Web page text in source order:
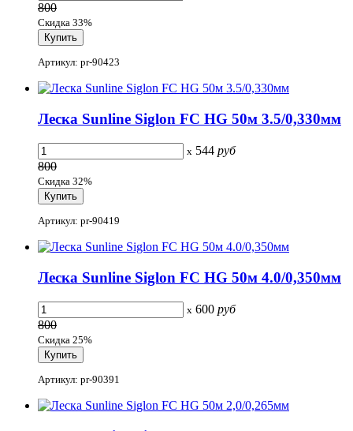
800
Скидка 33%
Артикул: pr-90423
Леска Sunline Siglon FC HG 50м 3.5/0,330мм
x 544 руб
800
Скидка 32%
Артикул: pr-90419
Леска Sunline Siglon FC HG 50м 4.0/0,350мм
x 600 руб
800
Скидка 25%
Артикул: pr-90391